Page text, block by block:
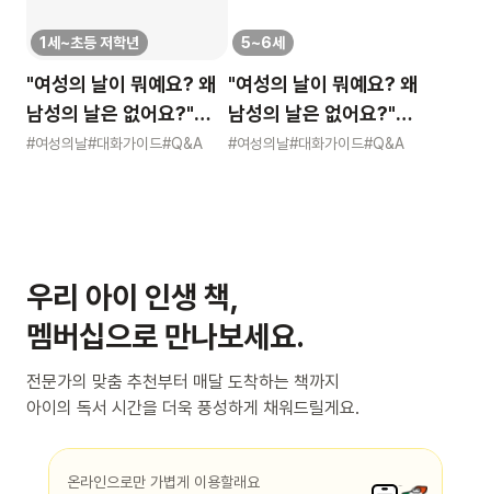
1세~초등 저학년
"여성의 날이 뭐예요? 왜
남성의 날은 없어요?"
묻는 어린이에게 이렇게
#여성의날#대화가이드#Q&A
5~6세
"여성의 날이 뭐예요? 왜
남성의 날은 없어요?"
묻는 어린이에게 이렇게
#여성의날#대화가이드#Q&A
우리 아이 인생 책,
멤버십으로 만나보세요.
전문가의 맞춤 추천부터 매달 도착하는 책까지
아이의 독서 시간을 더욱 풍성하게 채워드릴게요.
온라인으로만 가볍게 이용할래요